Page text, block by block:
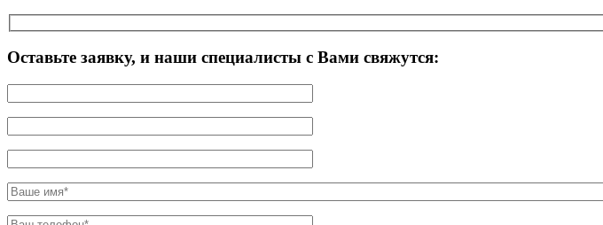
Оставьте заявку, и наши специалисты с Вами свяжутся: